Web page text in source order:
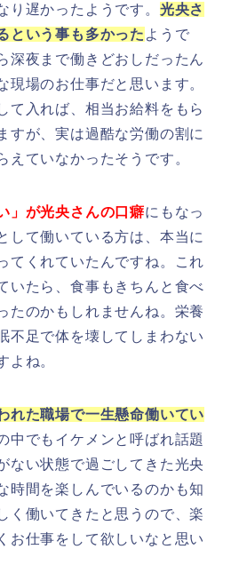
り遅かったようです。 光央さ
という事も多かった ようで
深夜まで働きどおしだったん
場のお仕事だと思います。
て入れば、相当お給料をもら
すが、実は過酷な労働の割に
えていなかったそうです。
」が光央さんの口癖にもなっ
して働いている方は、本当に
てくれていたんですね。これ
いたら、食事もきちんと食べ
たのかもしれませんね。栄養
不足で体を壊してしまわない
よね。
れた職場で一生懸命働いてい
中でもイケメンと呼ばれ話題
ない状態で過ごしてきた光央
時間を楽しんでいるのかも知
く働いてきたと思うので、楽
お仕事をして欲しいなと思い